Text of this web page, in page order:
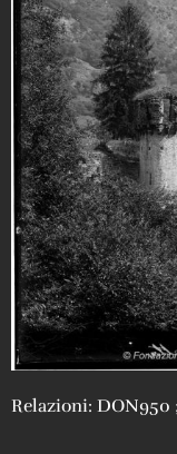
Relazioni: DON950